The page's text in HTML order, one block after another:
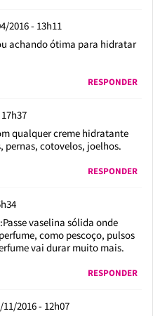
2016 - 13h11
achando ótima para hidratar
RESPONDER
qualquer creme hidratante
pernas, cotovelos, joelhos.
RESPONDER
vaselina sólida onde
como pescoço, pulsos
vai durar muito mais.
RESPONDER
11/2016 - 12h07